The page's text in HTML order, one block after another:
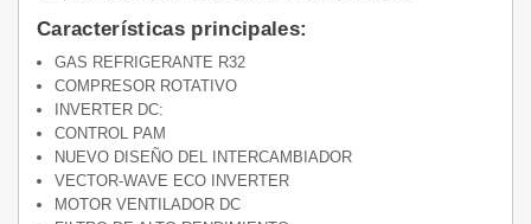
Características principales:
GAS REFRIGERANTE R32
COMPRESOR ROTATIVO
INVERTER DC:
CONTROL PAM
NUEVO DISEÑO DEL INTERCAMBIADOR
VECTOR-WAVE ECO INVERTER
MOTOR VENTILADOR DC